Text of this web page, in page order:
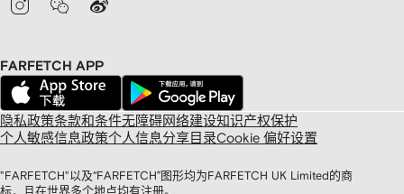
FARFETCH APP
隐私政策条款和条件无障碍网络建设知识产权保护
个人敏感信息政策个人信息分享目录Cookie 偏好设置
"FARFETCH"以及“FARFETCH”图形均为FARFETCH UK Limited的商
标，且在世界多个地点均有注册。